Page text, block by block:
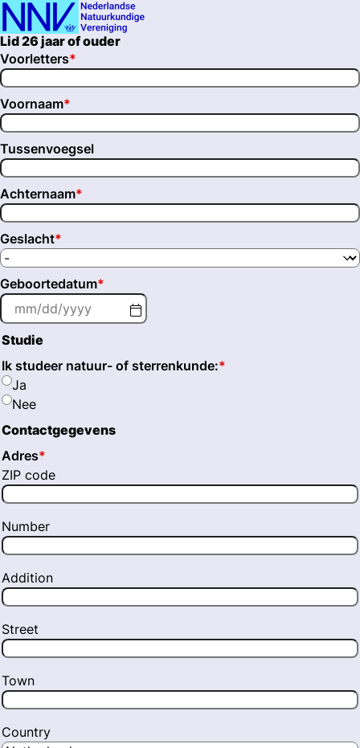
Lid 26 jaar of ouder
Voorletters*
Voornaam*
Tussenvoegsel
Achternaam*
Geslacht*
Geboortedatum*
Studie
Ik studeer natuur- of sterrenkunde:*
Ja
Nee
Contactgegevens
Adres*
ZIP code
Number
Addition
Street
Town
Country